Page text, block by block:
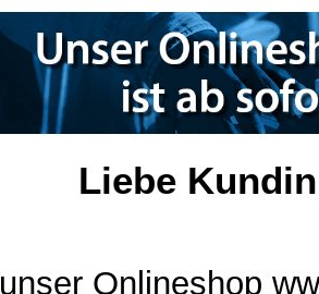
Liebe
unser Onlineshop